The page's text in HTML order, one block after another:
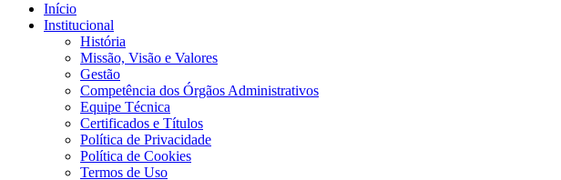
Início
Institucional
História
Missão, Visão e Valores
Gestão
Competência dos Órgãos Administrativos
Equipe Técnica
Certificados e Títulos
Política de Privacidade
Política de Cookies
Termos de Uso